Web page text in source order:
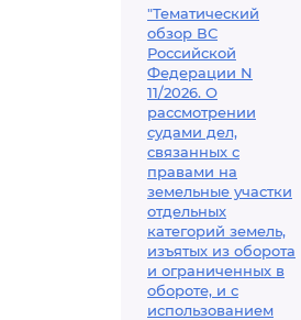
"Тематический
обзор ВС
Российской
Федерации N
11/2026. О
рассмотрении
судами дел,
связанных с
правами на
земельные участки
отдельных
категорий земель,
изъятых из оборота
и ограниченных в
обороте, и с
использованием